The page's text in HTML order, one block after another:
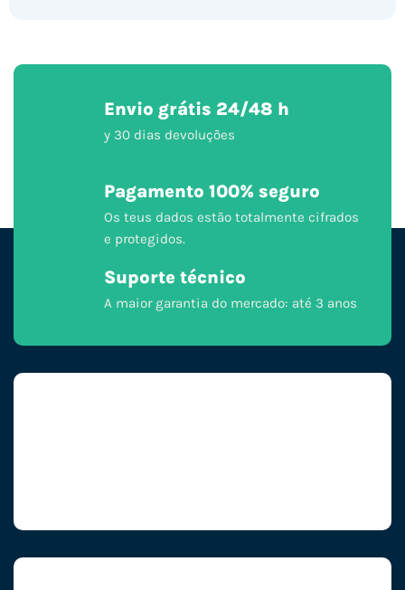
Envio grátis 24/48 h
y 30 dias devoluções
Pagamento 100% seguro
Os teus dados estão totalmente cifrados
e protegidos.
Suporte técnico
A maior garantia do mercado: até 3 anos